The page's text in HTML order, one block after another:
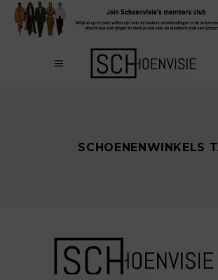
SCHOENENWINKELS